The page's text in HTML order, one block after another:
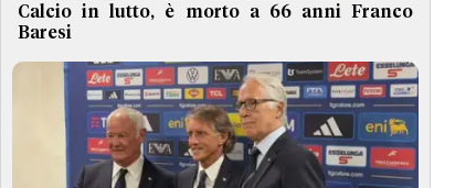
Calcio in lutto, è morto a 66 anni Franco
Baresi